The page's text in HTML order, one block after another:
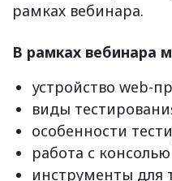
рамках вебинара.
В рамках вебинара
устройство web-
виды
особенности
работа с
инструменты для